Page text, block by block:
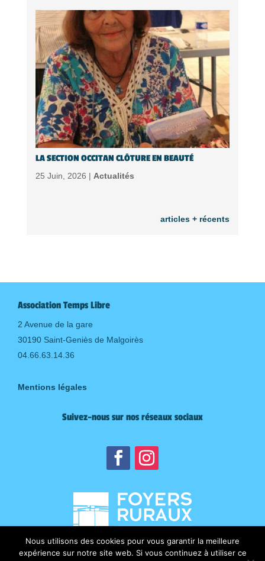
LA SECTION OCCITAN CLÔTURE EN BEAUTÉ
25 Juin, 2026 | Actualités
articles + récents
Association Temps Libre
2 Avenue de la gare
30190 Saint-Geniès de Malgoirès
04.66.63.14.36
Mentions légales
Suivez-nous sur nos réseaux sociaux
Nous utilisons des cookies pour vous garantir la meilleure
expérience sur notre site web. Si vous continuez à utiliser ce